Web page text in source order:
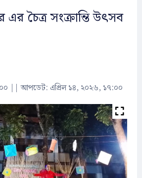
এর চৈত্র সংক্রান্তি উৎসব
||আপডেট: এপ্রিল ১৪, ২০২৬, ১৭:০০